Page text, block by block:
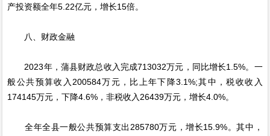
产投资额全年5.22亿元，增长15倍。
八、财政金融
2023年，蒲县财政总收入完成713032万元，同比增长1.5%。一
般公共预算收入200584万元，比上年下降3.1%;其中，税收收入
174145万元，下降4.6%，非税收入26439万元，增长4.0%。
全年全县一般公共预算支出285780万元，增长15.9%。其中，